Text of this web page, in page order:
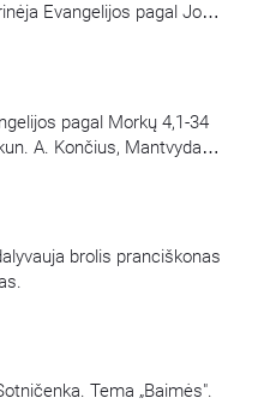
Evangelijos pagal Joną
pagal Morkų 4,1-34
A. Končius, Mantvydas,
brolis pranciškonas
Tema „Baimės".